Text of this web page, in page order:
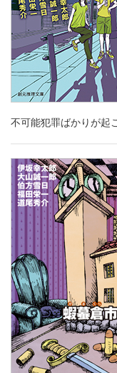
不可能犯罪ばかりが起